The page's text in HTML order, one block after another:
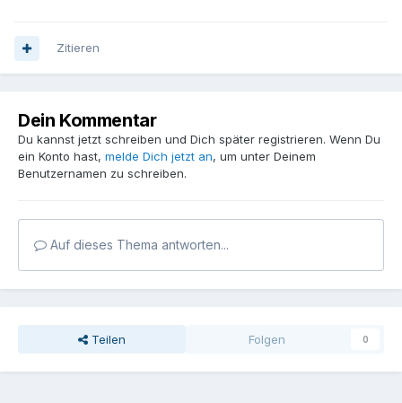
Zitieren
Dein Kommentar
Du kannst jetzt schreiben und Dich später registrieren. Wenn Du
ein Konto hast, melde Dich jetzt an, um unter Deinem
Benutzernamen zu schreiben.
Auf dieses Thema antworten...
Teilen Folgen 0